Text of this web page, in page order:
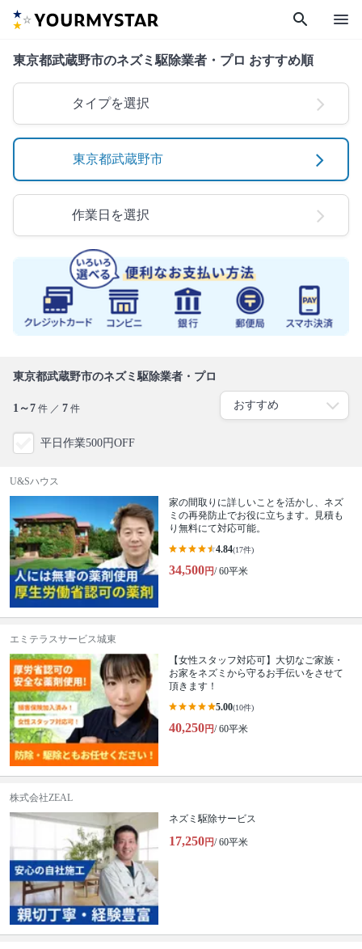
search menu
東京都武蔵野市のネズミ駆除業者・プロ おすすめ順
タイプを選択
東京都武蔵野市
作業日を選択
東京都武蔵野市のネズミ駆除業者・プロ
1～7 件 ／ 7 件
平日作業500円OFF
U&Sハウス
家の間取りに詳しいことを活かし、ネズ
ミの再発防止でお役に立ちます。見積も
り無料にて対応可能。
4.84(17件)
34,500円/ 60平米
エミテラスサービス城東
【女性スタッフ対応可】大切なご家族・
お家をネズミから守るお手伝いをさせて
頂きます！
5.00(10件)
40,250円/ 60平米
株式会社ZEAL
ネズミ駆除サービス
17,250円/ 60平米